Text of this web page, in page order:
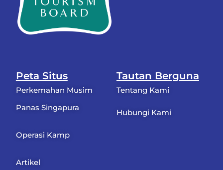
Tautan Berguna
Tentang Kami
Hubungi Kami
Peta Situs
Perkemahan Musim
Panas Singapura
Operasi Kamp
Artikel